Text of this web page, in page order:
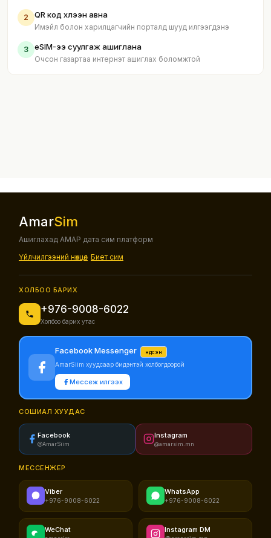
2 QR код хүлээн авна
Имэйл болон харилцагчийн порталд шууд илгээгдэнэ
3 eSIM-ээ суулгаж ашиглана
Очсон газартаа интернэт ашиглах боломжтой
AmarSim
Ашиглахад АМАР дата сим платформ
Үйлчилгээний нөхцөл Биет сим
ХОЛБОО БАРИХ
+976-9008-6022
Холбоо барих утас
Facebook Messenger Үндсэн
AmarSiim хуудсаар бидэнтэй холбогдоорой
Мессеж илгээх
СОШИАЛ ХУУДАС
Facebook
@AmarSiim
Instagram
@amarsim.mn
МЕССЕНЖЕР
Viber
+976-9008-6022
WhatsApp
+976-9008-6022
WeChat Instagram DM